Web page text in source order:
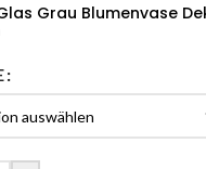
Grau Blumenvase